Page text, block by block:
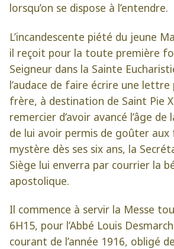
lorsqu’on se dispose à l’entendre.
L’incandescente piété du jeune
il reçoit pour la toute première
Seigneur dans la Sainte
l’audace de faire écrire une
frère, à destination de Saint Pie
remercier d’avoir avancé l’âge
de lui avoir permis de goûter aux
mystère dès ses six ans, la
Siège lui enverra par courrier la
apostolique.
Il commence à servir la Messe
6H15, pour l’Abbé Louis
courant de l’année 1916, obligé